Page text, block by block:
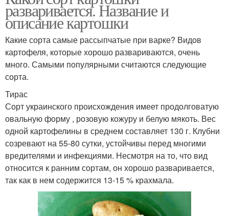
разваривается. Название и
описание картошки
Какие сорта самые рассыпчатые при варке? Видов
картофеля, которые хорошо развариваются, очень
много. Самыми популярными считаются следующие
сорта.
Тирас
Сорт украинского происхождения имеет продолговатую
овальную форму , розовую кожуру и белую мякоть. Вес
одной картофелины в среднем составляет 130 г. Клубни
созревают на 55-80 сутки, устойчивы перед многими
вредителями и инфекциями. Несмотря на то, что вид
относится к ранним сортам, он хорошо разваривается,
так как в нем содержится 13-15 % крахмала.